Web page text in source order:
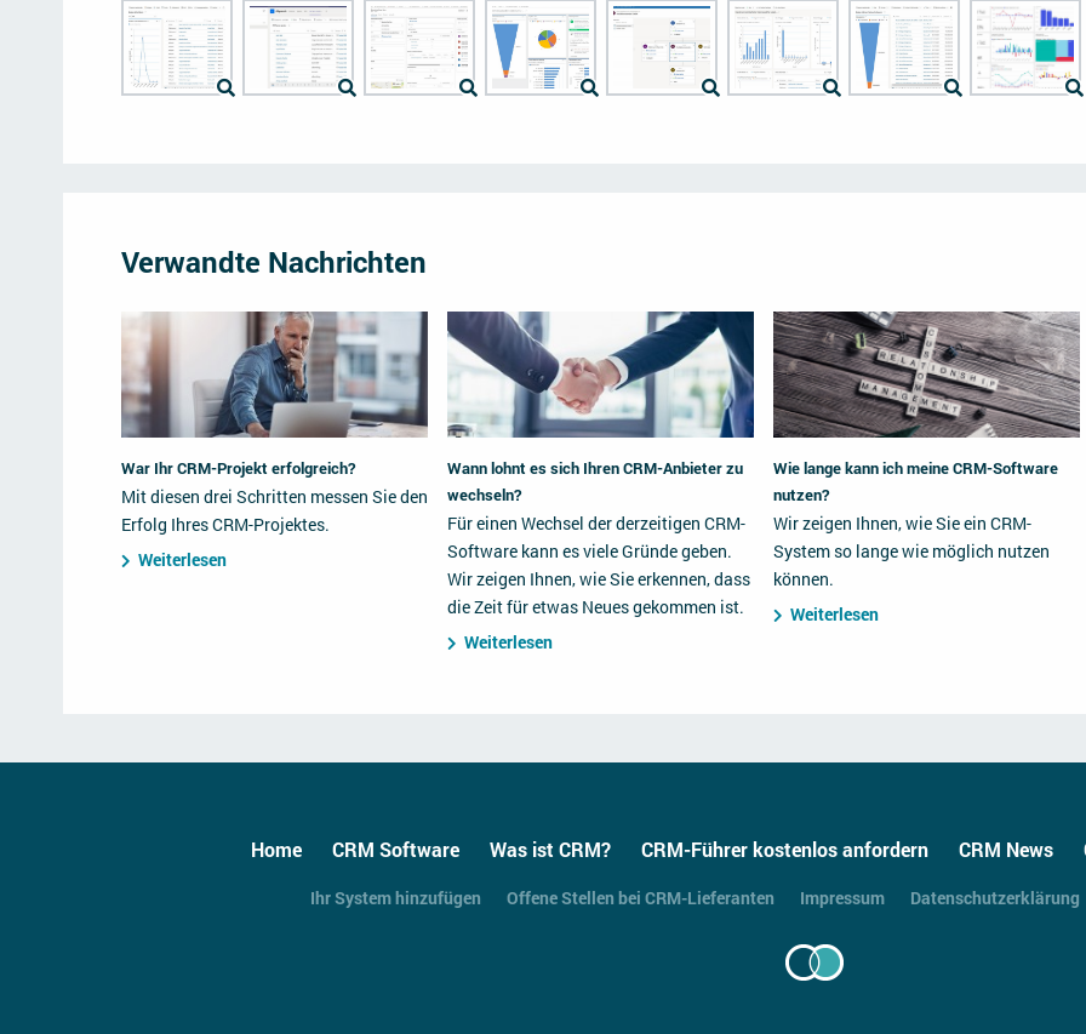
Verwandte Nachrichten
War Ihr CRM-Projekt erfolgreich?
Mit diesen drei Schritten messen Sie den
Erfolg Ihres CRM-Projektes.
Weiterlesen
Wann lohnt es sich Ihren CRM-Anbieter zu
wechseln?
Für einen Wechsel der derzeitigen CRM-
Software kann es viele Gründe geben.
Wir zeigen Ihnen, wie Sie erkennen, dass
die Zeit für etwas Neues gekommen ist.
Weiterlesen
Wie lange kann ich meine CRM-Software
nutzen?
Wir zeigen Ihnen, wie Sie ein CRM-
System so lange wie möglich nutzen
können.
Weiterlesen
Home CRM Software Was ist CRM? CRM-Führer kostenlos anfordern CRM News
Ihr System hinzufügen Offene Stellen bei CRM-Lieferanten Impressum Datenschutzerklärung